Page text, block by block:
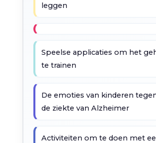
leggen
Speelse applicaties om het
te trainen
De emoties van kinderen
de ziekte van Alzheimer
Activiteiten om te doen met